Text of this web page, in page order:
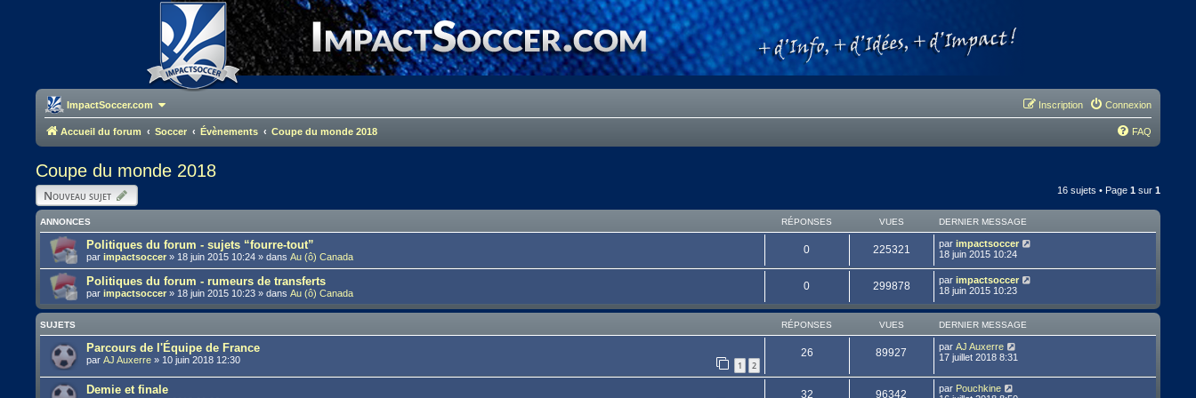
ImpactSoccer.com Connexion
Inscription
Accueil du forum Soccer Évènements Coupe du monde 2018 FAQ
Coupe du monde 2018
Nouveau sujet 16 sujets • Page 1sur 1
ANNONCES RÉPONSES VUES DERNIER MESSAGE
Politiques du forum - sujets “fourre-tout”
parimpactsoccer » 18 juin 2015 10:24 » dansAu (ô) Canada
0 225321 par impactsoccer
18 juin 2015 10:24
Politiques du forum - rumeurs de transferts
parimpactsoccer » 18 juin 2015 10:23 » dansAu (ô) Canada
0 299878 par impactsoccer
18 juin 2015 10:23
SUJETS RÉPONSES VUES DERNIER MESSAGE
Parcours de l'Équipe de France
parAJ Auxerre » 10 juin 2018 12:30 1 2
26 89927 par AJ Auxerre
17 juillet 2018 8:31
Demie et finale 32 96342 par Pouchkine